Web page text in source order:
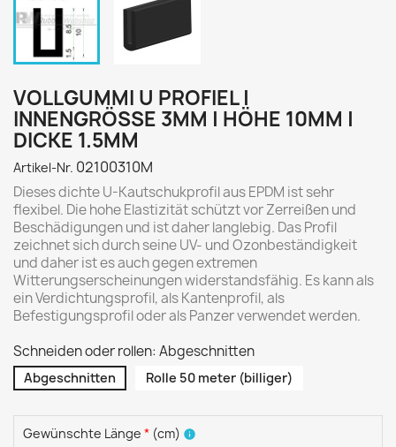
VOLLGUMMI U PROFIEL |
INNENGRÖSSE 3MM | HÖHE 10MM | D
ICKE 1.5MM
Artikel-Nr. 02100310M
Dieses dichte U-Kautschukprofil aus EPDM ist sehr
flexibel. Die hohe Elastizität schützt vor Zerreißen und
Beschädigungen und ist daher langlebig. Das Profil
zeichnet sich durch seine UV- und Ozonbeständigkeit
und daher ist es auch gegen extremen
Witterungserscheinungen widerstandsfähig. Es kann als
ein Verdichtungsprofil, als Kantenprofil, als
Befestigungsprofil oder als Panzer verwendet werden.
Schneiden oder rollen: Abgeschnitten
Abgeschnitten Rolle 50 meter (billiger)
Gewünschte Länge * (cm) info